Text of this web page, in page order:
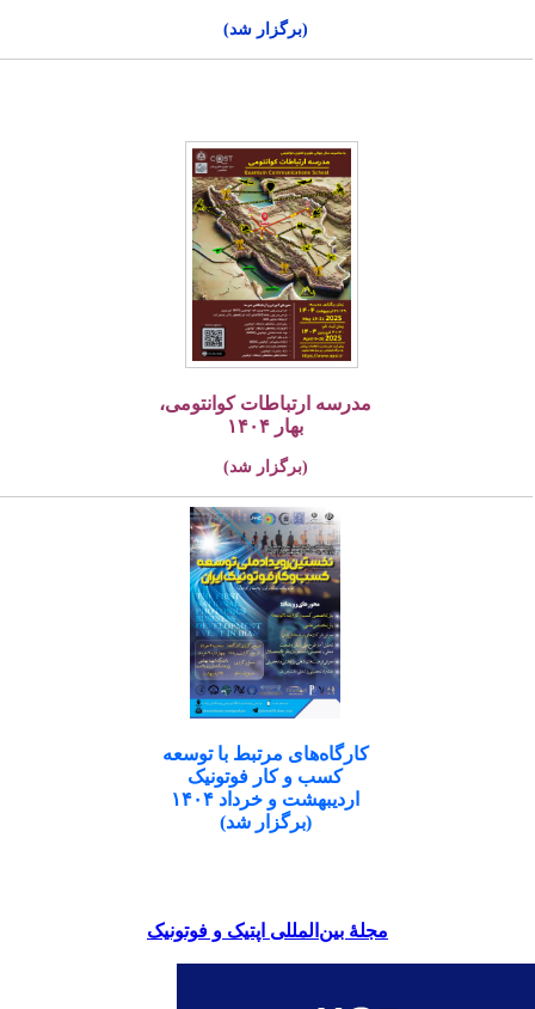
(برگزار شد)
مدرسه ارتباطات کوانتومی،
بهار ۱۴۰۴
(برگزار شد)
کارگاه‌های مرتبط با توسعه
کسب و کار فوتونیک
اردیبهشت و خرداد ۱۴۰۴
(برگزار شد)
مجلۀ بین‌المللی اپتیک و فوتونیک